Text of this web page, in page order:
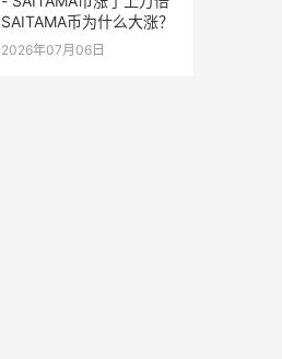
SAITAMA币为什么大涨？
2026年07月06日